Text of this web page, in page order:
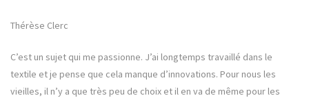
Thérèse Clerc
C’est un sujet qui me passionne. J’ai longtemps travaillé dans le
textile et je pense que cela manque d’innovations. Pour nous les
vieilles, il n’y a que très peu de choix et il en va de même pour les